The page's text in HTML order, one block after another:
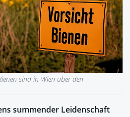
sind in Wien über den
summender Leidenschaft